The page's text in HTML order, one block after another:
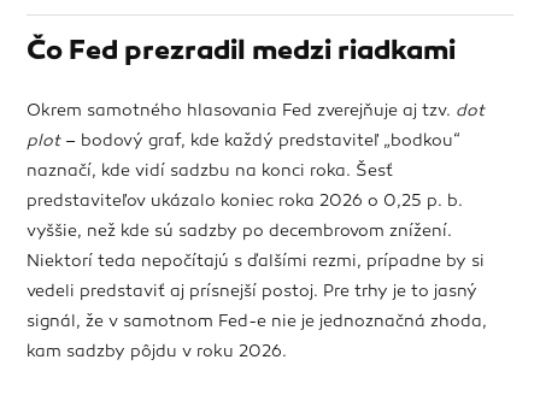
Čo Fed prezradil medzi riadkami
Okrem samotného hlasovania Fed zverejňuje aj tzv. dot
plot– bodový graf, kde každý predstaviteľ „bodkou“
naznačí, kde vidí sadzbu na konci roka. Šesť
predstaviteľov ukázalo koniec roka 2026 o 0,25 p. b.
vyššie, než kde sú sadzby po decembrovom znížení.
Niektorí teda nepočítajú s ďalšími rezmi, prípadne by si
vedeli predstaviť aj prísnejší postoj. Pre trhy je to jasný
signál, že v samotnom Fed-e nie je jednoznačná zhoda,
kam sadzby pôjdu v roku 2026.